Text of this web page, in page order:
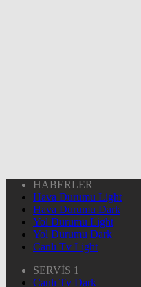
HABERLER
Hava Durumu Light
Hava Durumu Dark
Yol Durumu Light
Yol Durumu Dark
Canlı Tv Light
SERVİS 1
Canlı Tv Dark